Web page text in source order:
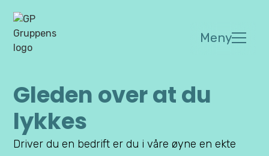
Meny
Gleden over at du
lykkes
Driver du en bedrift er du i våre øyne en ekte